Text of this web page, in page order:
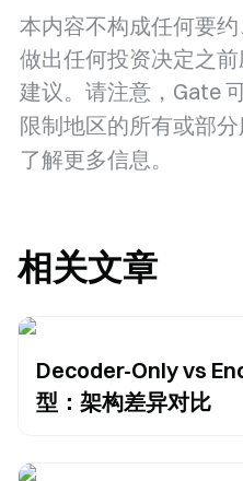
本内容不构成任何要
做出任何投资决定之
建议。请注意，Gate
限制地区的所有或部
了解更多信息。
相关文章
Decoder-Only vs
型：架构差异对比